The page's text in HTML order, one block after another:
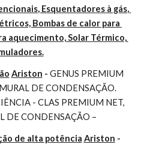
Esquentadores à gás,
Bombas de calor para
aquecimento, Solar Térmico,
Ariston - GENUS PREMIUM
DE CONDENSAÇÃO.
- CLAS PREMIUM NET,
DE CONDENSAÇÃO –
de alta potência Ariston